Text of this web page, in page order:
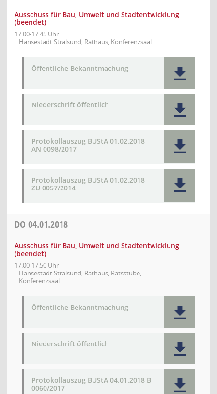
Ausschuss für Bau, Umwelt und Stadtentwicklung
(beendet)
17:00-17:45 Uhr
Hansestadt Stralsund, Rathaus, Konferenzsaal
Öffentliche Bekanntmachung
Niederschrift öffentlich
Protokollauszug BUStA 01.02.2018
AN 0098/2017
Protokollauszug BUStA 01.02.2018
ZU 0057/2014
DO 04.01.2018
Ausschuss für Bau, Umwelt und Stadtentwicklung
(beendet)
17:00-17:50 Uhr
Hansestadt Stralsund, Rathaus, Ratsstube,
Konferenzsaal
Öffentliche Bekanntmachung
Niederschrift öffentlich
Protokollauszug BUStA 04.01.2018 B
0060/2017